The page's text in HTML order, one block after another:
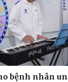
bệnh nhân